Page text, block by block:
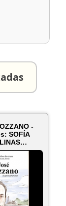
-
y
ARRÚA...